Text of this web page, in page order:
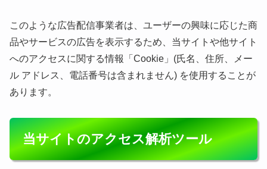
このような広告配信事業者は、ユーザーの興味に応じた商
品やサービスの広告を表示するため、当サイトや他サイト
へのアクセスに関する情報「Cookie」(氏名、住所、メー
ル アドレス、電話番号は含まれません) を使用することが
あります。
当サイトのアクセス解析ツール